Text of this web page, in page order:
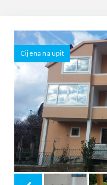
Cijena na upit